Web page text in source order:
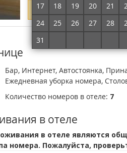
17
18 19 20 21
24
25 26 27 28
31
Укажите даты
Подробнее о
Бар, Интернет, Автостоянка,
Ежедневная уборка номера,
Количество номеров в отеле: 7
в отеле
в отеле являются
номера. Пожалуйста,